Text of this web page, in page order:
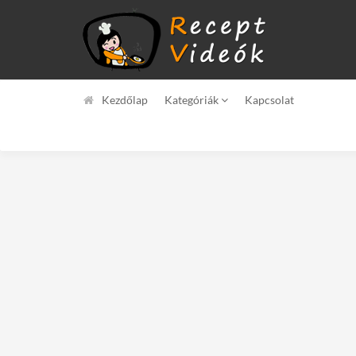
Kezdőlap Kategóriák Kapcsolat